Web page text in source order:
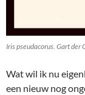
Iris pseudacorus. Gart der
Wat wil ik nu
een nieuw nog